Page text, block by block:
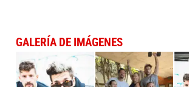
GALERÍA DE IMÁGENES